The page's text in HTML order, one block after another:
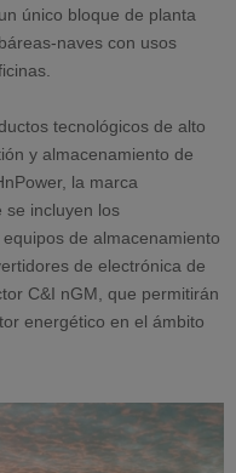
único bloque de planta
naves con usos
tecnológicos de alto
y almacenamiento de
la marca
se incluyen los
de almacenamiento
de electrónica de
C&I nGM, que permitirán
energético en el ámbito